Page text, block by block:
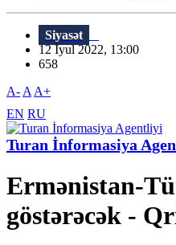
Siyasət
12 İyul 2022, 13:00
658
A- A A+
EN RU
Turan İnformasiya
Ermənistan-
göstərəcək -